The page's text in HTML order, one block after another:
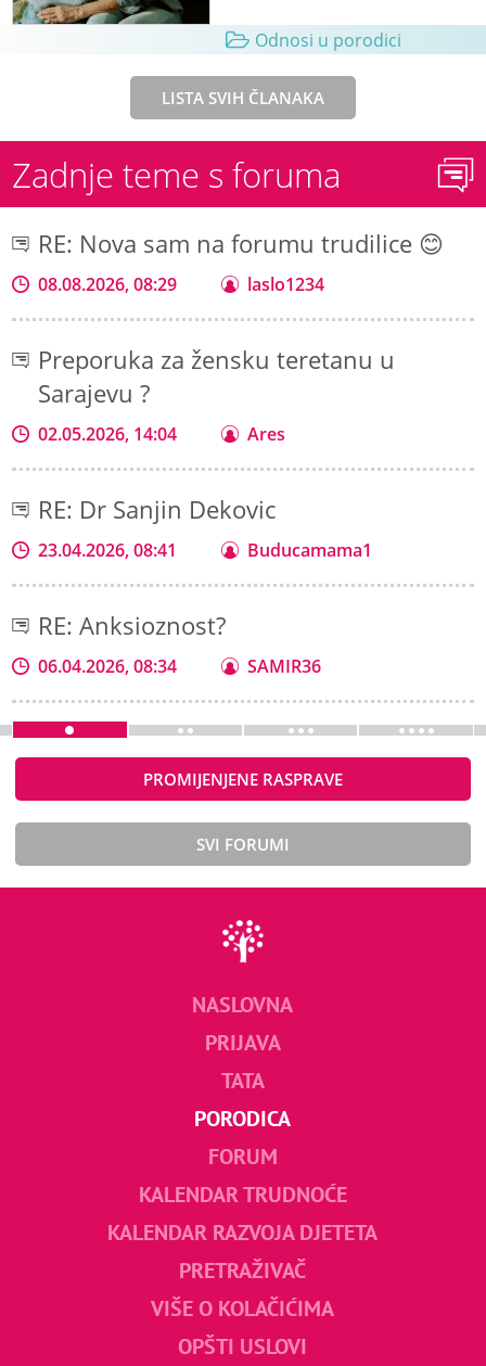
Odnosi u porodici
LISTA SVIH ČLANAKA
Zadnje teme s foruma
RE: Nova sam na forumu trudilice 😊
08.08.2026, 08:29 laslo1234
Preporuka za žensku teretanu u
Sarajevu ?
02.05.2026, 14:04 Ares
RE: Dr Sanjin Dekovic
23.04.2026, 08:41 Buducamama1
RE: Anksioznost?
06.04.2026, 08:34 SAMIR36
PROMIJENJENE RASPRAVE
SVI FORUMI
NASLOVNA
PRIJAVA
TATA
PORODICA
FORUM
KALENDAR TRUDNOĆE
KALENDAR RAZVOJA DJETETA
PRETRAŽIVAČ
VIŠE O KOLAČIĆIMA
OPŠTI USLOVI